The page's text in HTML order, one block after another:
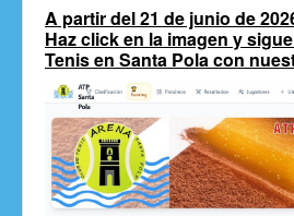
Ranking "ARENA" Tenis Santa
Apúntate
Club de Tenis ARENA Santa Pola
Histórico
A partir del 21 de junio de
Haz click en la imagen y
Tenis en Santa Pola con